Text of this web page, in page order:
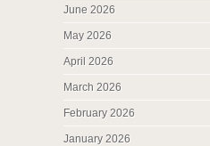
June 2026
May 2026
April 2026
March 2026
February 2026
January 2026